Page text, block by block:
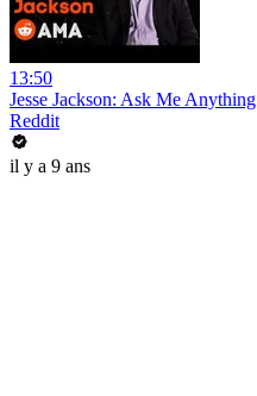
13:50
Jesse Jackson: Ask Me Anything
Reddit
il y a 9 ans